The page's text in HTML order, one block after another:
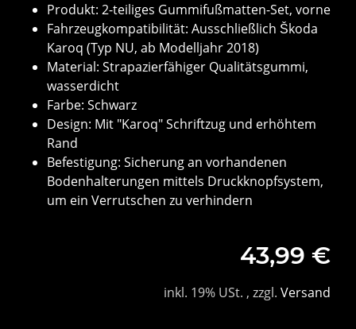
Produkt: 2-teiliges Gummifußmatten-Set, vorne
Fahrzeugkompatibilität: Ausschließlich Škoda
Karoq (Typ NU, ab Modelljahr 2018)
Material: Strapazierfähiger Qualitätsgummi,
wasserdicht
Farbe: Schwarz
Design: Mit "Karoq" Schriftzug und erhöhtem
Rand
Befestigung: Sicherung an vorhandenen
Bodenhalterungen mittels Druckknopfsystem,
um ein Verrutschen zu verhindern
43,99 €
inkl. 19% USt. , zzgl. Versand